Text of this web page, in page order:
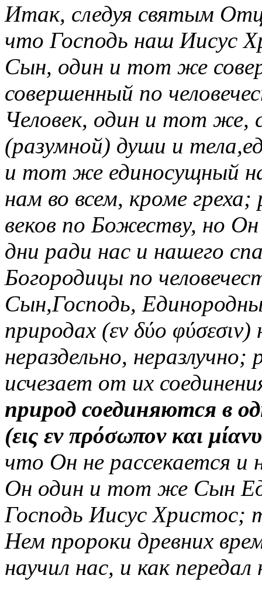
Итак, следуя святым
что Господь наш Иисус
Сын, один и тот же
совершенный по
Человек, один и тот же,
(разумной) души и
и тот же единосущный
нам во всем, кроме
веков по Божеству, но
дни ради нас и нашего
Богородицы по
Сын,Господь,
природах (εν δύο
нераздельно,
исчезает от их
природ соединяются в
(εις εν πρόσωπον και
что Он не рассекается и
Он один и тот же Сын
Господь Иисус Христос;
Нем пророки древних
научил нас, и как